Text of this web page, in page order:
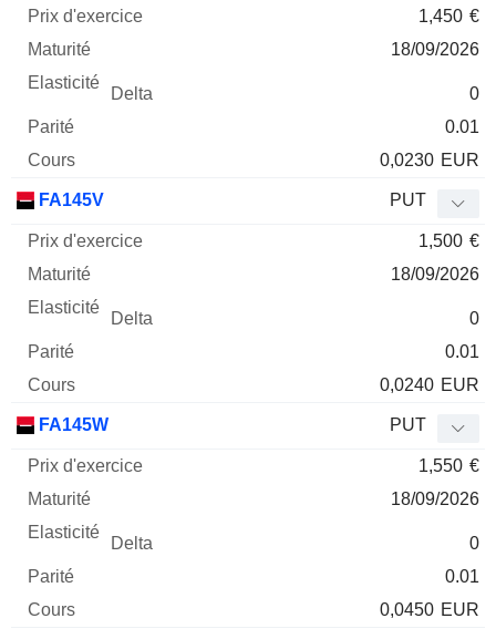
1,450 €
18/09/2026
0
0.01
0,0230 EUR
FA145V PUT
1,500 €
18/09/2026
0
0.01
0,0240 EUR
FA145W PUT
1,550 €
18/09/2026
0
0.01
0,0450 EUR